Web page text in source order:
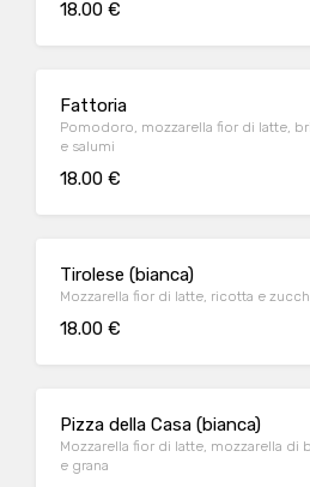
18.00 €
Fattoria
Pomodoro, mozzarella fior di latte,
e salumi
18.00 €
Tirolese (bianca)
Mozzarella fior di latte, ricotta e
18.00 €
Pizza della Casa (bianca)
Mozzarella fior di latte, mozzarella di
e grana